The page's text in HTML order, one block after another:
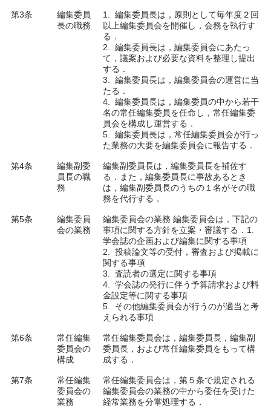
第3条
編集委員
長の職務
1. 編集委員長は，原則として毎年度２回
以上編集委員会を開催し，会務を執行す
る．
2. 編集委員長は，編集委員会にあたっ
て，議案および必要な資料を整理し提出
する．
3. 編集委員長は，編集委員会の運営に当
たる．
4. 編集委員長は，編集委員の中から若干
名の常任編集委員を任命し，常任編集委
員会を構成し運営する．
5. 編集委員長は，常任編集委員会が行っ
た業務の大要を編集委員会に報告する．
第4条
編集副委
員長の職
務
編集副委員長は，編集委員長を補佐す
る．また，編集委員長に事故あるとき
は，編集副委員長のうちの１名がその職
務を代行する．
第5条
編集委員
会の業務
編集委員会の業務 編集委員会は，下記の
事項に関する方針を立案・審議する．1.
学会誌の企画および編集に関する事項
2. 投稿論文等の受付，審査および掲載に
関する事項
3. 査読者の選定に関する事項
4. 学会誌の発行に伴う予算請求および料
金設定等に関する事項
5. その他編集委員会が行うのが適当と考
えられる事項
第6条
常任編集
委員会の
構成
常任編集委員会は，編集委員長，編集副
委員長，および常任編集委員をもって構
成する．
第7条
常任編集
委員会の
業務
常任編集委員会は，第５条で規定される
編集委員会の業務の中から委任を受けた
経常業務を分掌処理する．